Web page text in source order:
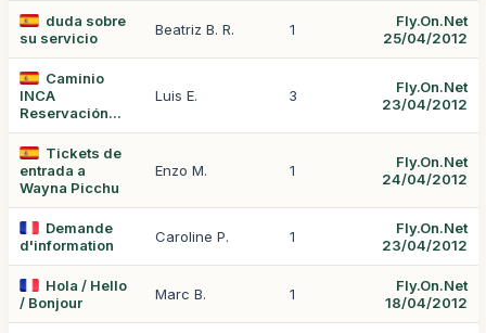
duda sobre
su servicio
Beatriz B. R. 1
Fly.On.Net
25/04/2012
Caminio
INCA
Reservación...
Luis E. 3
Fly.On.Net
23/04/2012
Tickets de
entrada a
Wayna Picchu
Enzo M. 1
Fly.On.Net
24/04/2012
Demande
d'information
Caroline P. 1
Fly.On.Net
23/04/2012
Hola / Hello
/ Bonjour
Marc B. 1
Fly.On.Net
18/04/2012